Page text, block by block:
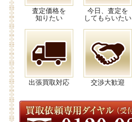
査定価格を
知りたい
今日、査定を
してもらいたい
出張買取対応 交渉大歓迎